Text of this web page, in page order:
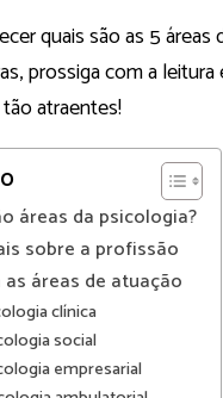
quais são as 5 áreas
prossiga com a
atraentes!
áreas da psicologia?
sobre a profissão
as áreas de atuação
clínica
social
empresarial